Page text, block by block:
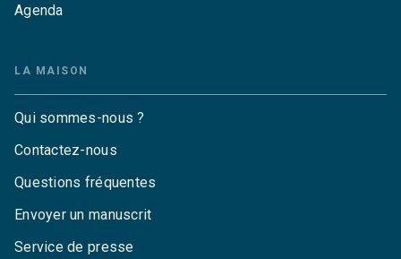
Agenda
LA MAISON
Qui sommes-nous ?
Contactez-nous
Questions fréquentes
Envoyer un manuscrit
Service de presse